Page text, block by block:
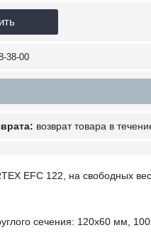
38-00
возврат товара в
EFС 122, на свободных
сечения: 120х60 мм,